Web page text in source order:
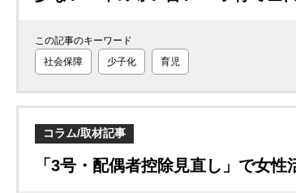
この記事のキーワード
社会保障
少子化 育児
コラム/取材記事
「3号・配偶者控除見直し」で女性